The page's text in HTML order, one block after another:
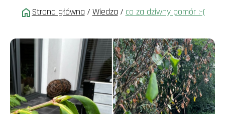
Strona główna / Wiedza / co za dziwny pomór :-(